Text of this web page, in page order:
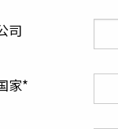
司
家